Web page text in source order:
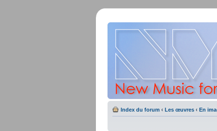
Index du forum ‹ Les œuvres ‹ En